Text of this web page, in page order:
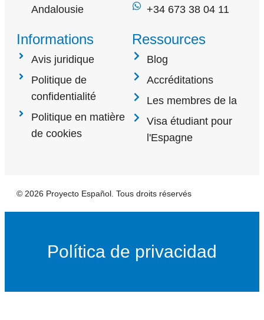
Andalousie
+34 673 38 04 11
Informations
Avis juridique
Politique de
confidentialité
Politique en matière
de cookies
Ressources
Blog
Accréditations
Les membres de la
Visa étudiant pour
l'Espagne
© 2026 Proyecto Español. Tous droits réservés
Política de privacidad